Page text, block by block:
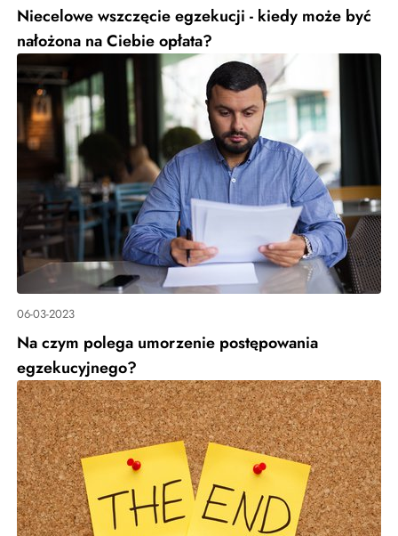
Niecelowe wszczęcie egzekucji - kiedy może być
nałożona na Ciebie opłata?
06-03-2023
Na czym polega umorzenie postępowania
egzekucyjnego?